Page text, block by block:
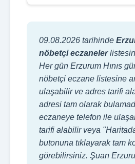
09.08.2026 tarihinde
nöbetçi eczaneler
Her gün Erzurum Hınıs
nöbetçi eczane listesine
ulaşabilir ve adres tarifi
adresi tam olarak
eczaneye telefon ile
tarifi alabilir veya
butonuna tıklayarak tam
görebilirsiniz. Şuan